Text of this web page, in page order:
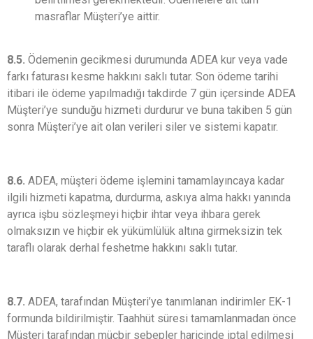
masraflar Müşteri’ye aittir.
8.5. Ödemenin gecikmesi durumunda ADEA kur veya vade
farkı faturası kesme hakkını saklı tutar. Son ödeme tarihi
itibari ile ödeme yapılmadığı takdirde 7 gün içersinde ADEA
Müşteri’ye sunduğu hizmeti durdurur ve buna takiben 5 gün
sonra Müşteri’ye ait olan verileri siler ve sistemi kapatır.
8.6. ADEA, müşteri ödeme işlemini tamamlayıncaya kadar
ilgili hizmeti kapatma, durdurma, askıya alma hakkı yanında
ayrıca işbu sözleşmeyi hiçbir ihtar veya ihbara gerek
olmaksızın ve hiçbir ek yükümlülük altına girmeksizin tek
taraflı olarak derhal feshetme hakkını saklı tutar.
8.7. ADEA, tarafından Müşteri’ye tanımlanan indirimler EK-1
formunda bildirilmiştir. Taahhüt süresi tamamlanmadan önce
Müşteri tarafından mücbir sebepler haricinde iptal edilmesi